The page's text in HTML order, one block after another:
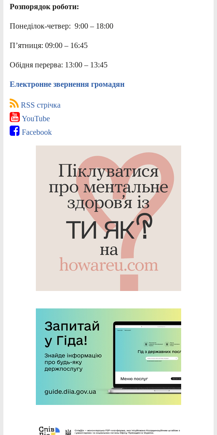
Розпорядок роботи:
Понеділок-четвер: 9:00 – 18:00
П’ятниця: 09:00 – 16:45
Обідня перерва: 13:00 – 13:45
Електронне звернення громадян
RSS стрічка
YouTube
Facebook